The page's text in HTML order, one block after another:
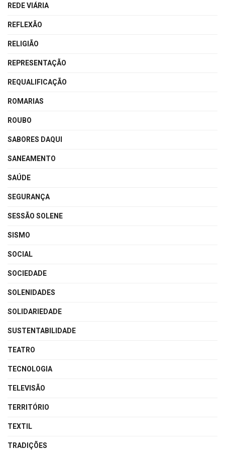
REDE VIÁRIA
REFLEXÃO
RELIGIÃO
REPRESENTAÇÃO
REQUALIFICAÇÃO
ROMARIAS
ROUBO
SABORES DAQUI
SANEAMENTO
SAÚDE
SEGURANÇA
SESSÃO SOLENE
SISMO
SOCIAL
SOCIEDADE
SOLENIDADES
SOLIDARIEDADE
SUSTENTABILIDADE
TEATRO
TECNOLOGIA
TELEVISÃO
TERRITÓRIO
TEXTIL
TRADIÇÕES